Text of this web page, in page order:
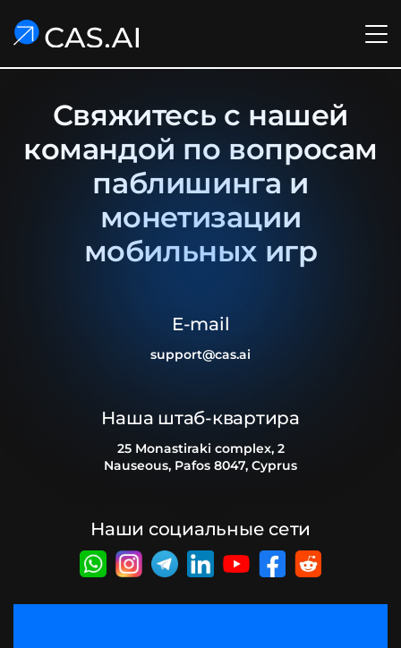
Свяжитесь с нашей
командой по вопросам
паблишинга и
монетизации
мобильных игр
E-mail
support@cas.ai
Наша штаб-квартира
25 Monastiraki complex, 2
Nauseous, Pafos 8047, Cyprus
Наши социальные сети